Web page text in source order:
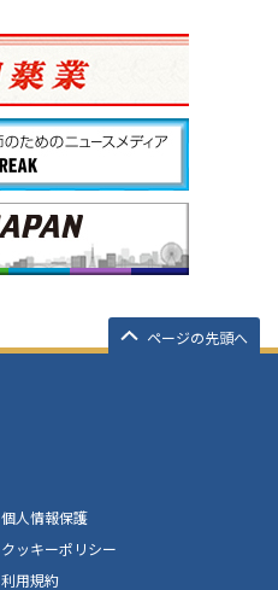
ページの先頭へ
個人情報保護
クッキーポリシー
利用規約